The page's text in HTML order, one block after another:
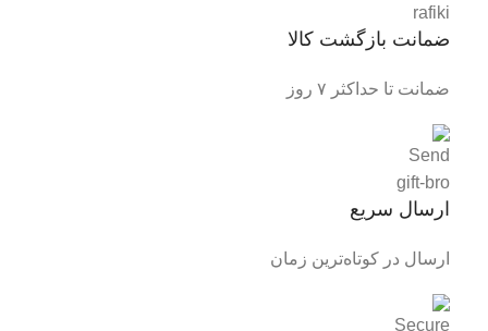
ارسال سریع
ارسال در کوتاه‌ترین زمان
ضمانت بازگشت کالا
ضمانت تا حداکثر ۷ روز